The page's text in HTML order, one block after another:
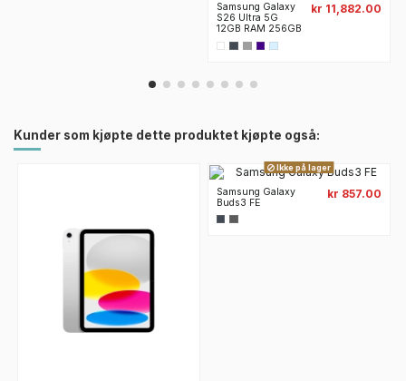
Samsung Galaxy
S26 Ultra 5G
12GB RAM 256GB
kr 11,882.00
Kunder som kjøpte dette produktet kjøpte også:
Ikke på lager
Samsung Galaxy
Buds3 FE
kr 857.00